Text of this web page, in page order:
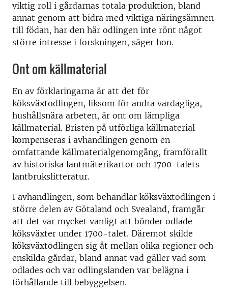
viktig roll i gårdarnas totala produktion, bland
annat genom att bidra med viktiga näringsämnen
till födan, har den här odlingen inte rönt något
större intresse i forskningen, säger hon.
Ont om källmaterial
En av förklaringarna är att det för
köksväxtodlingen, liksom för andra vardagliga,
hushållsnära arbeten, är ont om lämpliga
källmaterial. Bristen på utförliga källmaterial
kompenseras i avhandlingen genom en
omfattande källmaterialgenomgång, framförallt
av historiska lantmäterikartor och 1700-talets
lantbrukslitteratur.
I avhandlingen, som behandlar köksväxtodlingen i
större delen av Götaland och Svealand, framgår
att det var mycket vanligt att bönder odlade
köksväxter under 1700-talet. Däremot skilde
köksväxtodlingen sig åt mellan olika regioner och
enskilda gårdar, bland annat vad gäller vad som
odlades och var odlingslanden var belägna i
förhållande till bebyggelsen.